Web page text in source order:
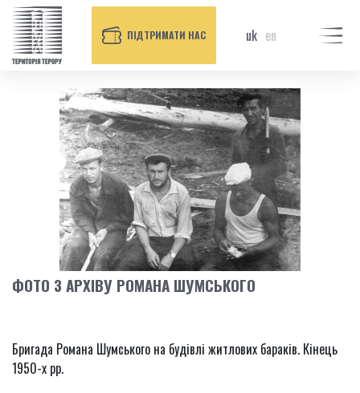
ПІДТРИМАТИ НАС uk en
ФОТО З АРХІВУ РОМАНА ШУМСЬКОГО
Бригада Романа Шумського на будівлі житлових бараків. Кінець
1950-х рр.